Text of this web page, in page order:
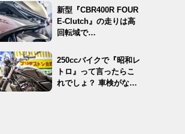
新型『CBR400R FOUR
E-Clutch』の走りは高
回転域で…
250ccバイクで『昭和レ
トロ』って言ったらこ
れでしょ？ 車検がな